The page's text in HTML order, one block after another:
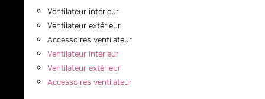
Ventilateur intérieur
Ventilateur extérieur
Accessoires ventilateur
Ventilateur intérieur
Ventilateur extérieur
Accessoires ventilateur